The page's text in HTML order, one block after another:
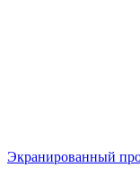
Экранированный